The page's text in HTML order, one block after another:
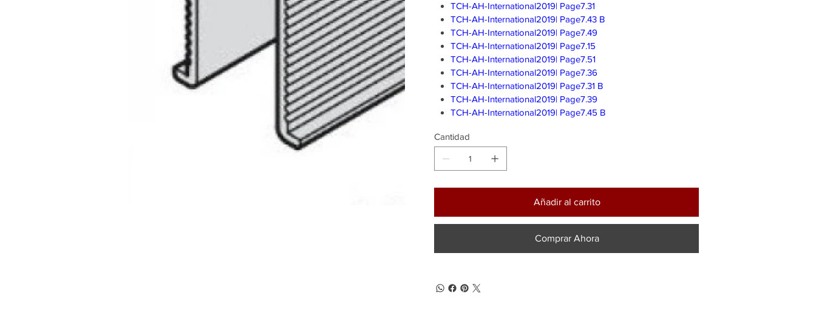
TCH-AH-International2019| Page7.31
TCH-AH-International2019| Page7.43 B
TCH-AH-International2019| Page7.49
TCH-AH-International2019| Page7.15
TCH-AH-International2019| Page7.51
TCH-AH-International2019| Page7.36
TCH-AH-International2019| Page7.31 B
TCH-AH-International2019| Page7.39
TCH-AH-International2019| Page7.45 B
Cantidad
Añadir al carrito
Comprar Ahora